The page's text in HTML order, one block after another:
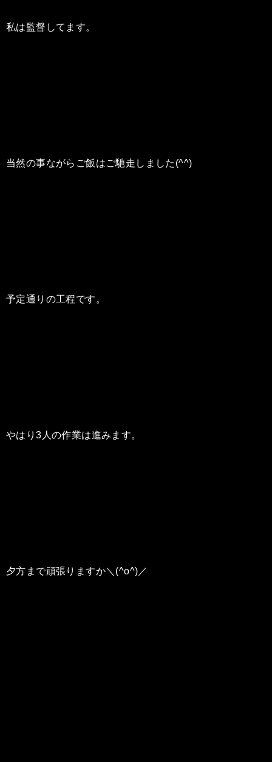
私は監督してます。
当然の事ながらご飯はご馳走しました(^^)
予定通りの工程です。
やはり3人の作業は進みます。
夕方まで頑張りますか＼(^o^)／